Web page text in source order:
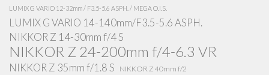
LUMIX G VARIO 12-32mm / F3.5-5.6 ASPH. / MEGA O.I.S.
LUMIX G VARIO 14-140mm/F3.5-5.6 ASPH.
NIKKOR Z 14-30mm f/4 S
NIKKOR Z 24-200mm f/4-6.3 VR
NIKKOR Z 35mm f/1.8 S NIKKOR Z 40mm f/2